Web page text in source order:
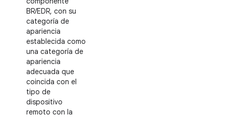
BR/EDR, con su
categoría de
apariencia
establecida como
una categoría de
apariencia
adecuada que
coincida con el
tipo de
dispositivo
remoto con la